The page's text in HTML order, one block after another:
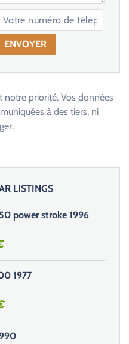
notre priorité. Vos données
à des tiers, ni
LISTINGS
power stroke 1996
1977